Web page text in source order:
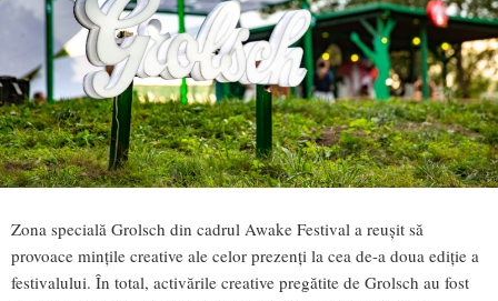
Zona specială Grolsch din cadrul Awake Festival a reușit să
provoace mințile creative ale celor prezenți la cea de-a doua ediție a
festivalului. În total, activările creative pregătite de Grolsch au fost